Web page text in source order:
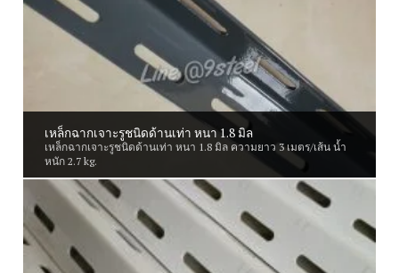
เหล็กฉากเจาะรูชนิดด้านเท่า หนา 1.8 มิล
เหล็กฉากเจาะรูชนิดด้านเท่า หนา 1.8 มิล ความยาว 3 เมตร/เส้น น้ำ
หนัก 2.7 kg.